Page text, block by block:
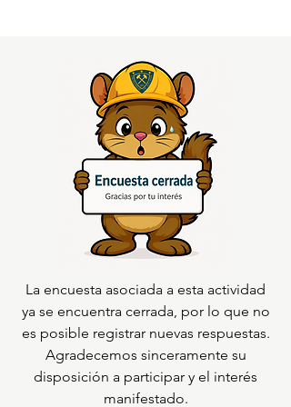
La encuesta asociada a esta actividad
ya se encuentra cerrada, por lo que no
es posible registrar nuevas respuestas.
Agradecemos sinceramente su
disposición a participar y el interés
manifestado.